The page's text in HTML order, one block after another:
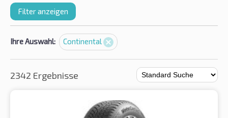
Filter anzeigen
Ihre Auswahl: Continental
2342 Ergebnisse